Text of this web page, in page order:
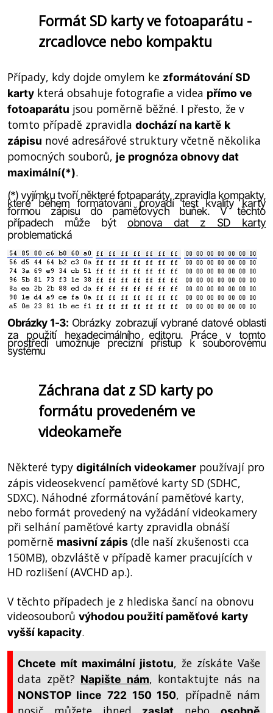
Formát SD karty ve fotoaparátu -
zrcadlovce nebo kompaktu
Případy, kdy dojde omylem ke zformátování SD
kartykterá obsahuje fotografie a videa přímo ve
fotoaparátu jsou poměrně běžné. I přesto, že v
tomto případě zpravidla dochází na kartě k
zápisu nové adresářové struktury včetně několika
pomocných souborů, je prognóza obnovy dat
maximální(*).
(*) vyjímku tvoří některé fotoaparáty, zpravidla kompakty,
které během formátování provádí test kvality karty
formou zápisu do paměťových buňek. V těchto
případech může být obnova dat z SD karty
problematická
Obrázky 1-3: Obrázky zobrazují vybrané datové oblasti
za použití hexadecimálního editoru. Práce v tomto
prostředí umožnuje precizní přístup k souborovému
systému
Záchrana dat z SD karty po
formátu provedeném ve
videokameře
Některé typy digitálních videokamerpoužívají pro
zápis videosekvencí paměťové karty SD (SDHC,
SDXC). Náhodné zformátování paměťové karty,
nebo formát provedený na vyžádání videokamery
při selhání paměťové karty zpravidla obnáší
poměrně masivní zápis(dle naší zkušenosti cca
150MB), obzvláště v případě kamer pracujících v
HD rozlišení (AVCHD ap.).
V těchto případech je z hlediska šancí na obnovu
videosouborů výhodou použití paměťové karty
vyšší kapacity.
Chcete mít maximální jistotu, že získáte Vaše
data zpět? Napište nám, kontaktujte nás na
NONSTOP lince 722 150 150, případně nám